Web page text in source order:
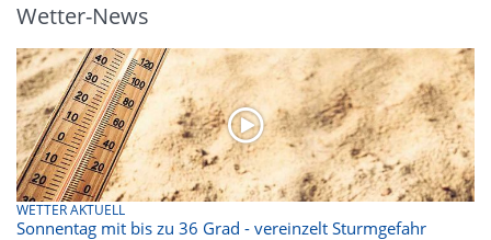
Wetter-News
WETTER AKTUELL
Sonnentag mit bis zu 36 Grad - vereinzelt Sturmgefahr